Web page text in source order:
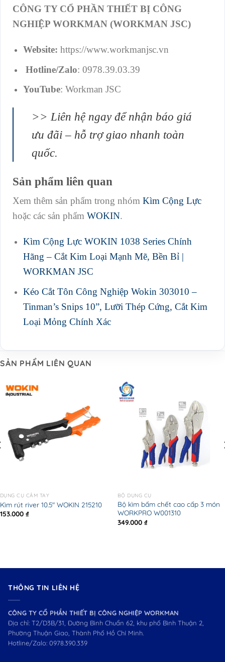
CÔNG TY CỔ PHẦN THIẾT BỊ CÔNG
NGHIỆP WORKMAN (WORKMAN JSC)
Website: https://www.workmanjsc.vn
Hotline/Zalo: 0978.39.03.39
YouTube: Workman JSC
>> Liên hệ ngay để nhận báo giá
ưu đãi – hỗ trợ giao nhanh toàn
quốc.
Sản phẩm liên quan
Xem thêm sản phẩm trong nhóm Kìm Cộng Lực
hoặc các sản phẩm WOKIN.
Kìm Cộng Lực WOKIN 1038 Series Chính
Hãng – Cắt Kim Loại Mạnh Mẽ, Bền Bỉ |
WORKMAN JSC
Kéo Cắt Tôn Công Nghiệp Wokin 303010 –
Tinman’s Snips 10”, Lưỡi Thép Cứng, Cắt Kim
Loại Mỏng Chính Xác
SẢN PHẨM LIÊN QUAN
DỤNG CỤ CẦM TAY
Kìm rút river 10.5″ WOKIN 215210
153.000 ₫
BỘ DỤNG CỤ
Bộ kìm bấm chết cao cấp 3 món
WORKPRO W001310
349.000 ₫
THÔNG TIN LIÊN HỆ
CÔNG TY CỔ PHẦN THIẾT BỊ CÔNG NGHIỆP WORKMAN
Địa chỉ: T2/D3B/31, Đường Bình Chuẩn 62, khu phố Bình Thuận 2,
Phường Thuận Giao, Thành Phố Hồ Chí Minh.
Hotline/Zalo: 0978.390.339